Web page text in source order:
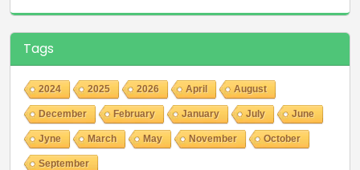
Tags
2024 2025 2026 April August
December February January July June
Jyne March May November October
September